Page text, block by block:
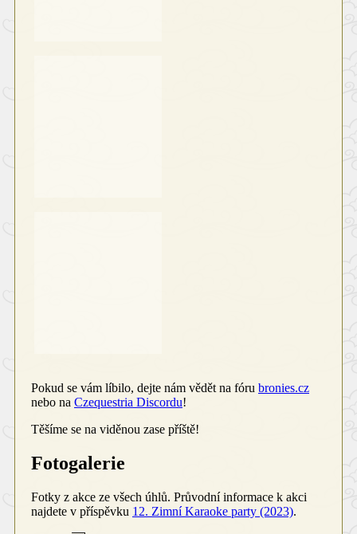
Pokud se vám líbilo, dejte nám vědět na fóru bronies.cz
nebo na Czequestria Discordu!
Těšíme se na viděnou zase příště!
Fotogalerie
Fotky z akce ze všech úhlů. Průvodní informace k akci
najdete v příspěvku 12. Zimní Karaoke party (2023).